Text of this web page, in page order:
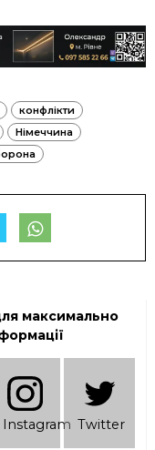
конфлікти
Німеччина
максимально
Instagram Twitter